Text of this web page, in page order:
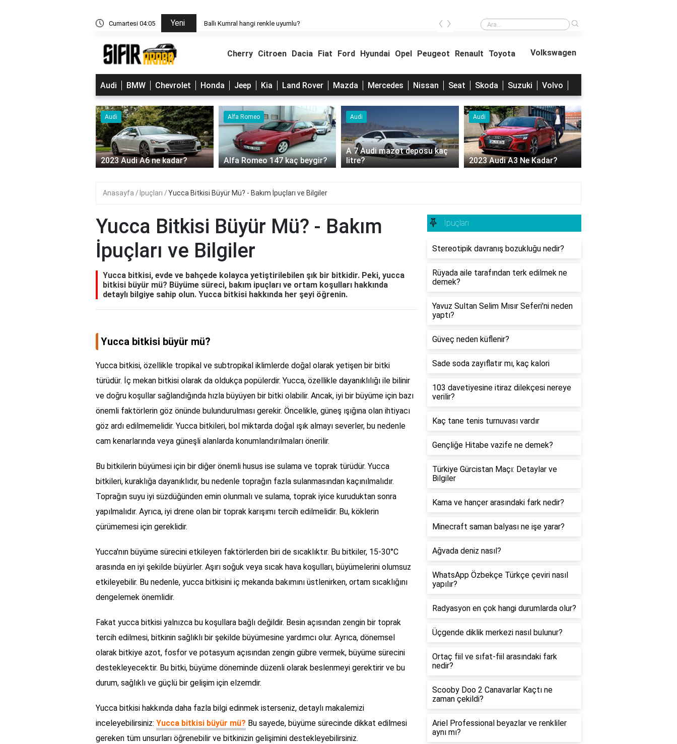
Cumartesi 04:05 Yeni Ballı Kumral hangi renkle uyumlu? Ballı Kumral hangi renkle uyumlu?
‹ ›
Cherry Citroen Dacia Fiat Ford Hyundai Opel Peugeot Renault Toyota Volkswagen
Audi BMW Chevrolet Honda Jeep Kia Land Rover Mazda Mercedes Nissan Seat Skoda Suzuki Volvo
Audi
2023 Audi A6 ne kadar?
Alfa Romeo
Alfa Romeo 147 kaç beygir?
Audi
A 7 Audi mazot deposu kaç
litre?
Audi
2023 Audi A3 Ne Kadar?
Anasayfa İpuçları Yucca Bitkisi Büyür Mü? - Bakım İpuçları ve Bilgiler
Yucca Bitkisi Büyür Mü? - Bakım
İpuçları ve Bilgiler
Yucca bitkisi, evde ve bahçede kolayca yetiştirilebilen şık bir bitkidir. Peki, yucca
bitkisi büyür mü? Büyüme süreci, bakım ipuçları ve ortam koşulları hakkında
detaylı bilgiye sahip olun. Yucca bitkisi hakkında her şeyi öğrenin.
Yucca bitkisi büyür mü?
Yucca bitkisi, özellikle tropikal ve subtropikal iklimlerde doğal olarak yetişen bir bitki
türüdür. İç mekan bitkisi olarak da oldukça popülerdir. Yucca, özellikle dayanıklılığı ile bilinir
ve doğru koşullar sağlandığında hızla büyüyen bir bitki olabilir. Ancak, iyi bir büyüme için bazı
önemli faktörlerin göz önünde bulundurulması gerekir. Öncelikle, güneş ışığına olan ihtiyacı
göz ardı edilmemelidir. Yucca bitkileri, bol miktarda doğal ışık almayı severler, bu nedenle
cam kenarlarında veya güneşli alanlarda konumlandırılmaları önerilir.
Bu bitkilerin büyümesi için bir diğer önemli husus ise sulama ve toprak türüdür. Yucca
bitkileri, kuraklığa dayanıklıdır, bu nedenle toprağın fazla sulanmasından kaçınılmalıdır.
Toprağın suyu iyi süzdüğünden emin olunmalı ve sulama, toprak iyice kuruduktan sonra
yapılmalıdır. Ayrıca, iyi drene olan bir toprak karışımı tercih edilmelidir. Bu, köklerin
çürümemesi için gereklidir.
Yucca'nın büyüme sürecini etkileyen faktörlerden biri de sıcaklıktır. Bu bitkiler, 15-30°C
arasında en iyi şekilde büyürler. Aşırı soğuk veya sıcak hava koşulları, büyümelerini olumsuz
etkileyebilir. Bu nedenle, yucca bitkisini iç mekanda bakımını üstlenirken, ortam sıcaklığını
dengelemek önemlidir.
Fakat yucca bitkisi yalnızca bu koşullara bağlı değildir. Besin açısından zengin bir toprak
tercih edilmesi, bitkinin sağlıklı bir şekilde büyümesine yardımcı olur. Ayrıca, dönemsel
olarak bitkiye azot, fosfor ve potasyum açısından zengin gübre vermek, büyüme sürecini
destekleyecektir. Bu bitki, büyüme döneminde düzenli olarak beslenmeyi gerektirir ve bu
durum, sağlıklı ve güçlü bir gelişim için elzemdir.
Yucca bitkisi hakkında daha fazla bilgi edinmek isterseniz, detaylı makalemizi
inceleyebilirsiniz: Yucca bitkisi büyür mü? Bu sayede, büyüme sürecinde dikkat edilmesi
gereken tüm unsurları öğrenebilir ve bitkinizin gelişimini destekleyebilirsiniz.
İpuçları
Stereotipik davranış bozukluğu nedir?
Rüyada aile tarafından terk edilmek ne
demek?
Yavuz Sultan Selim Mısır Seferi'ni neden
yaptı?
Güveç neden küflenir?
Sade soda zayıflatır mı, kaç kalori
103 davetiyesine itiraz dilekçesi nereye
verilir?
Kaç tane tenis turnuvası vardır
Gençliğe Hitabe vazife ne demek?
Türkiye Gürcistan Maçı: Detaylar ve
Bilgiler
Kama ve hançer arasındaki fark nedir?
Minecraft saman balyası ne işe yarar?
Ağvada deniz nasıl?
WhatsApp Özbekçe Türkçe çeviri nasıl
yapılır?
Radyasyon en çok hangi durumlarda olur?
Üçgende diklik merkezi nasıl bulunur?
Ortaç fiil ve sıfat-fiil arasındaki fark
nedir?
Scooby Doo 2 Canavarlar Kaçtı ne
zaman çekildi?
Ariel Professional beyazlar ve renkliler
aynı mı?